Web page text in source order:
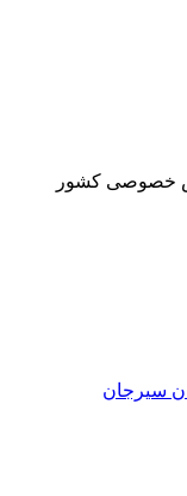
خصوصی کشور
سیرجان